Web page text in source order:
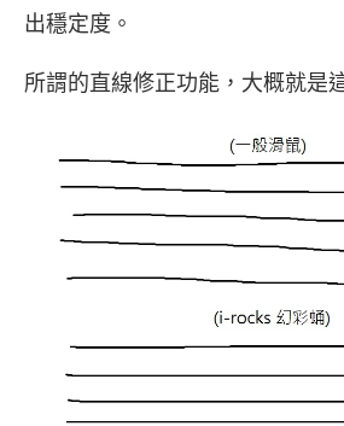
出穩定度。
所謂的直線修正功能，大概就是